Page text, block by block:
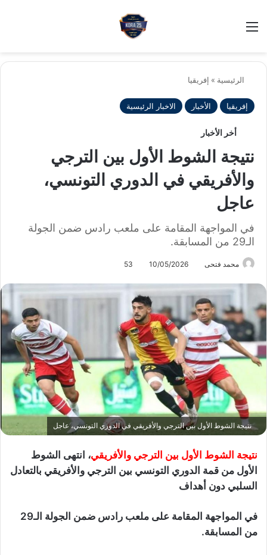
الرئيسية » إفريقيا
إفريقيا الأخبار الاخبار الرئيسية
أخر الأخبار
نتيجة الشوط الأول بين الترجي
والأفريقي في الدوري التونسي،
عاجل
في المواجهة المقامة على ملعب رادس ضمن الجولة
الـ29 من المسابقة.
محمد فتحى 10/05/2026
53
نتيجة الشوط الأول بين الترجي والأفريقي في الدوري التونسي، عاجل
نتيجة الشوط الأول بين الترجي والأفريقي، انتهى الشوط
الأول من قمة الدوري التونسي بين الترجي والأفريقي بالتعادل
السلبي دون أهداف
في المواجهة المقامة على ملعب رادس ضمن الجولة الـ29
من المسابقة.